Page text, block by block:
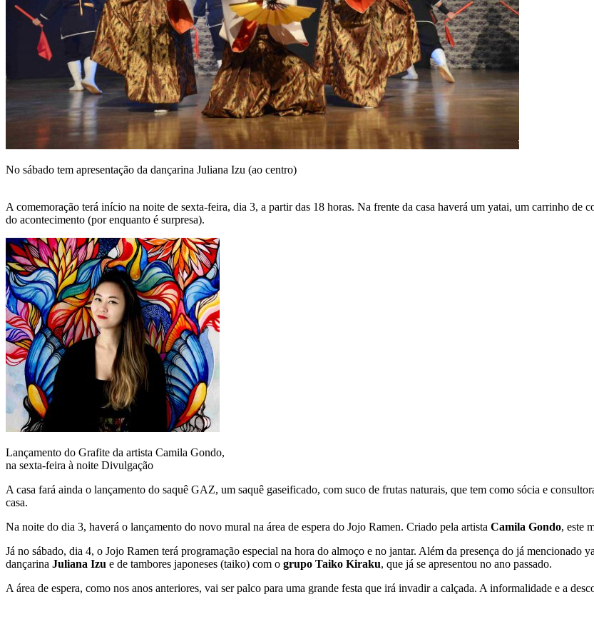
No sábado tem apresentação da dançarina Juliana Izu (ao centro)
A comemoração terá início na noite de sexta-feira, dia 3, a partir das 18 horas. Na frente da casa haverá um yatai, um carrinho de
do acontecimento (por enquanto é surpresa).
Lançamento do Grafite da artista Camila Gondo,
na sexta-feira à noite Divulgação
A casa fará ainda o lançamento do saquê GAZ, um saquê gaseificado, com suco de frutas naturais, que tem como sócia e
casa.
Na noite do dia 3, haverá o lançamento do novo mural na área de espera do Jojo Ramen. Criado pela artista Camila Gondo, este
Já no sábado, dia 4, o Jojo Ramen terá programação especial na hora do almoço e no jantar. Além da presença do já mencionado
dançarina Juliana Izu e de tambores japoneses (taiko) com o grupo Taiko Kiraku, que já se apresentou no ano passado.
A área de espera, como nos anos anteriores, vai ser palco para uma grande festa que irá invadir a calçada. A informalidade e a